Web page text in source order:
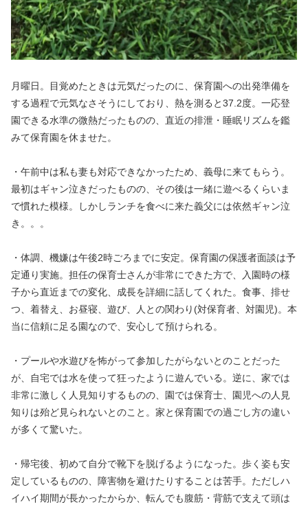
月曜日。目覚めたときは元気だったのに、保育園への出発準備を
する過程で元気なさそうにしており、熱を測ると37.2度。一応登
園できる水準の微熱だったものの、直近の排泄・睡眠リズムを鑑
みて保育園を休ませた。
・午前中は私も妻も対応できなかったため、義母に来てもらう。
最初はギャン泣きだったものの、その後は一緒に遊べるくらいま
で慣れた模様。しかしランチを食べに来た義父には依然ギャン泣
き。。。
・体調、機嫌は午後2時ごろまでに安定。保育園の保護者面談は予
定通り実施。担任の保育士さんが非常にできた方で、入園時の様
子から直近までの変化、成長を詳細に話してくれた。食事、排せ
つ、着替え、お昼寝、遊び、人との関わり(対保育者、対園児)。本
当に信頼に足る園なので、安心して預けられる。
・プールや水遊びを怖がって参加したがらないとのことだった
が、自宅では水を使って狂ったように遊んでいる。逆に、家では
非常に激しく人見知りするものの、園では保育士、園児への人見
知りは殆ど見られないとのこと。家と保育園での過ごし方の違い
が多くて驚いた。
・帰宅後、初めて自分で靴下を脱げるようになった。歩く姿も安
定しているものの、障害物を避けたりすることは苦手。ただしハ
イハイ期間が長かったからか、転んでも腹筋・背筋で支えて頭は